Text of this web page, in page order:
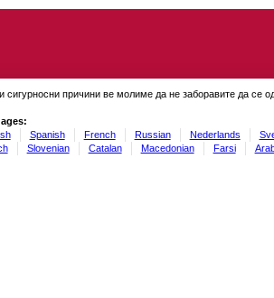
сигурносни причини ве молиме да не заборавите да се
Spanish French Russian Nederlands
Slovenian Catalan Macedonian Farsi